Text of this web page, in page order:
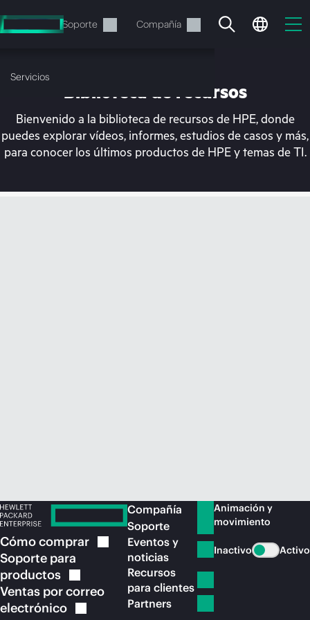
al
contenido
Soporte Compañía
Servicios
En estos momentos, tu
Biblioteca de recursos
Bienvenido a la biblioteca de recursos de HPE, donde
puedes explorar vídeos, informes, estudios de casos y más,
para conocer los últimos productos de HPE y temas de TI.
Cómocomprar
Soporte para
productos
Ventas por correo
electrónico
Compañía
Soporte
Eventos y
noticias
Recursos
para clientes
Partners
Animación y
movimiento
Inactivo Activo